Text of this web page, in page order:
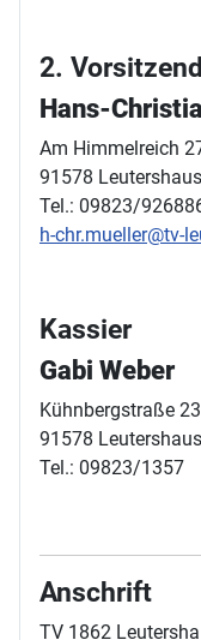
2.
Hans-
Am Himmelreich
91578
Tel.: 09823/
h-chr.mueller@tv-
Kassier
Gabi Weber
Kühnbergstraße 23
91578
Tel.: 09823/1357
Anschrift
TV 1862